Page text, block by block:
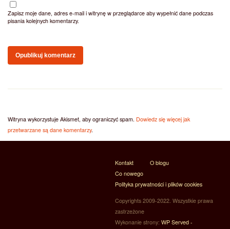
Zapisz moje dane, adres e-mail i witrynę w przeglądarce aby wypełnić dane podczas
pisania kolejnych komentarzy.
Witryna wykorzystuje Akismet, aby ograniczyć spam. Dowiedz się więcej jak
przetwarzane są dane komentarzy.
Kontakt
O blogu
Co nowego
Polityka prywatności i plików cookies
Copyrights 2009-2022. Wszystkie prawa
zastrzeżone
Wykonanie strony: WP Served -